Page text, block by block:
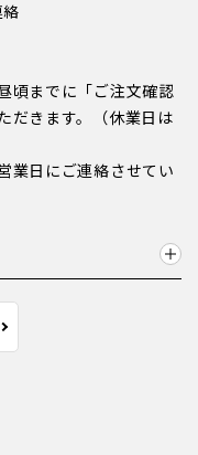
頃までに「ご注文確認
だきます。（休業日は
業日にご連絡させてい